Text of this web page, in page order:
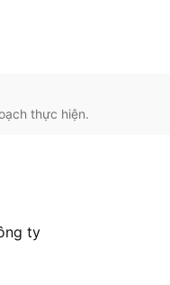
thực hiện.
ty